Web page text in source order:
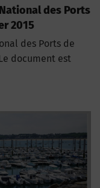
des Ports
2015
des Ports de
document est